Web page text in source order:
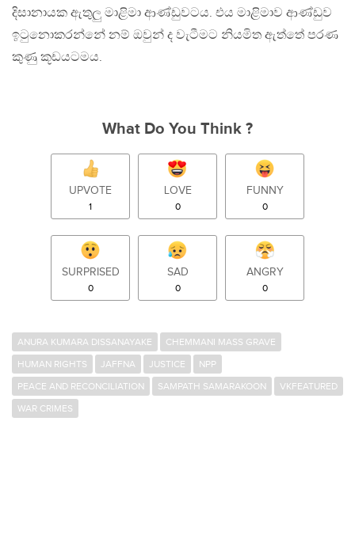
දිසානායක ඇතුලු මාළිමා ආණ්ඩුවටය. එය මාළිමාව ආණ්ඩුව
ඉටුනොකරන්නේ නම් ඔවුන් ද වැටීමට නියමිත ඇත්තේ පරණ
කුණු කූඩයටමය.
What Do You Think ?
UPVOTE
1
LOVE
0
FUNNY
0
SURPRISED
0
SAD
0
ANGRY
0
ANURA KUMARA DISSANAYAKE
CHEMMANI MASS GRAVE
HUMAN RIGHTS
JAFFNA JUSTICE
NPP
PEACE AND RECONCILIATION
SAMPATH SAMARAKOON
VKFEATURED
WAR CRIMES